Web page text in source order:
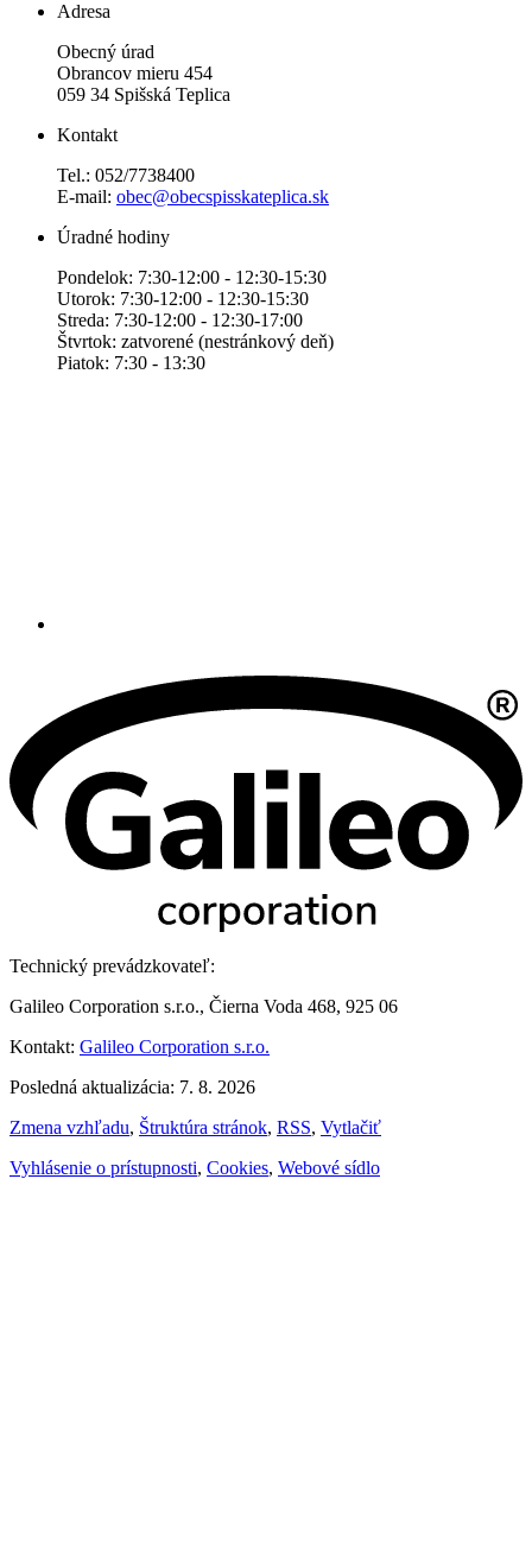
Adresa
Obecný úrad
Obrancov mieru 454
059 34 Spišská Teplica
Kontakt
Tel.: 052/7738400
E-mail: obec@obecspisskateplica.sk
Úradné hodiny
Pondelok: 7:30-12:00 - 12:30-15:30
Utorok: 7:30-12:00 - 12:30-15:30
Streda: 7:30-12:00 - 12:30-17:00
Štvrtok: zatvorené (nestránkový deň)
Piatok: 7:30 - 13:30
Technický prevádzkovateľ:
Galileo Corporation s.r.o., Čierna Voda 468, 925 06
Kontakt: Galileo Corporation s.r.o.
Posledná aktualizácia: 7. 8. 2026
Zmena vzhľadu, Štruktúra stránok, RSS, Vytlačiť
Vyhlásenie o prístupnosti, Cookies, Webové sídlo